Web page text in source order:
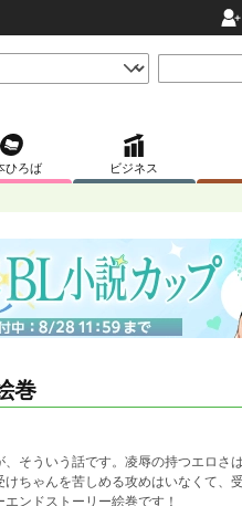
ひろば ビジネス
巻
そういう話です。凌辱の持つエロさ
ちゃんを苦しめる攻めはいなくて、
ンドストーリー絵巻です！